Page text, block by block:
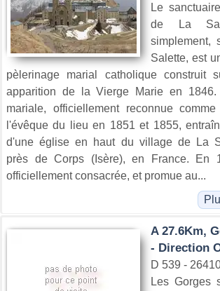
Le
de La
simplement,
Salette, est
pèlerinage marial catholique construit
apparition de la Vierge Marie en 1846.
mariale, officiellement reconnue
l'évêque du lieu en 1851 et 1855,
d'une église en haut du village de La
près de Corps (Isère), en France. En
officiellement consacrée, et promue au...
A 27.6Km,
- Direction
D 539 -
Les Gorges